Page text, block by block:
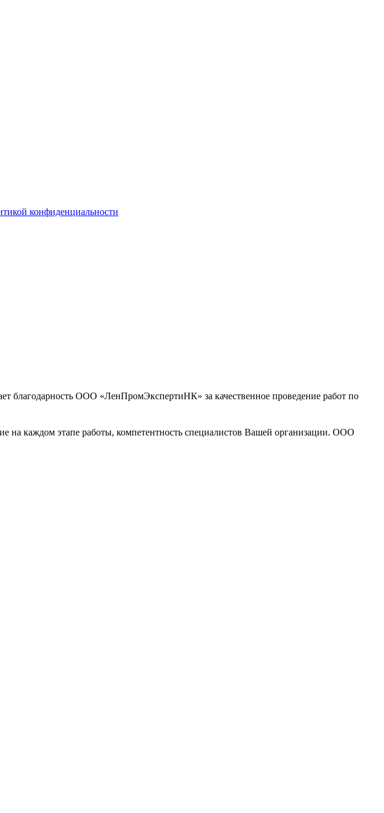
конфиденциальности
ООО «ЛенПромЭкспертиНК» за качественное проведение работ по
на каждом этапе работы, компетентность специалистов Вашей организации. ООО